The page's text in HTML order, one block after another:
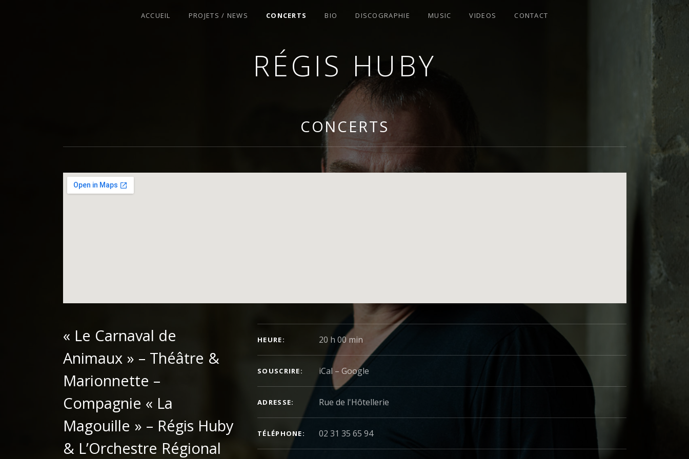
RÉGIS HUBY
ACCUEIL PROJETS / NEWS CONCERTS BIO DISCOGRAPHIE MUSIC VIDEOS CONTACT
CONCERTS
« Le Carnaval de
Animaux » – Théâtre &
Marionnette –
Compagnie « La
Magouille » – Régis Huby
& L’Orchestre Régional
DÉTAILS DU CONCERT
HEURE 20 h 00 min
SOUSCRIRE iCal Google
ADRESSE
TÉLÉPHONE 02 31 35 65 94